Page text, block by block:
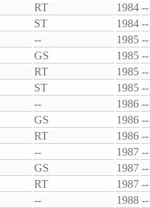
RT 1984 --
ST 1984 --
-- 1985 --
GS 1985 --
RT 1985 --
ST 1985 --
-- 1986 --
GS 1986 --
RT 1986 --
-- 1987 --
GS 1987 --
RT 1987 --
-- 1988 --